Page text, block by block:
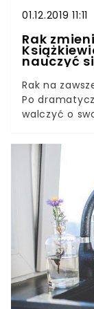
01.12.2019 11:11
Rak
nauczyć
Rak na
Po
walczyć o
się z
związanymi
dziesięciu
związku z
bardzo
ale tylko
mu wierna
jej bardzo